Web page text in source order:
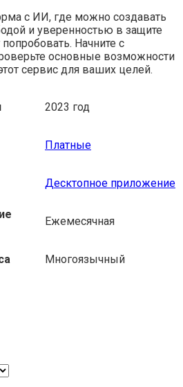
с ИИ, где можно создавать
и уверенностью в защите
Начните с
основные возможности
сервис для ваших целей.
2023 год
Платные
Десктопное приложение
Ежемесячная
Многоязычный